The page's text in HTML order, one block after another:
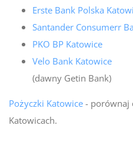
Erste Bank Polska
Santander Consumerr
PKO BP Katowice
Velo Bank Katowice
(dawny Getin Bank)
Pożyczki Katowice- porównaj
Katowicach.